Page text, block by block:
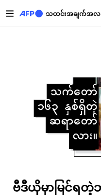
သတင်းအချက်အလ
ဗီဒီယိုမှာမြင်ရ